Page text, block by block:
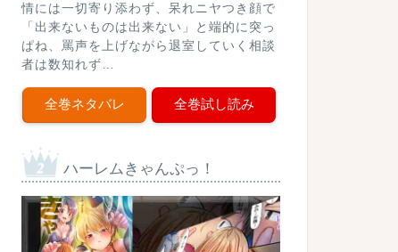
情には一切寄り添わず、呆れニヤつき顔で
「出来ないものは出来ない」と端的に突っ
ぱね、罵声を上げながら退室していく相談
者は数知れず…
全巻ネタバレ 全巻試し読み
ハーレムきゃんぷっ！